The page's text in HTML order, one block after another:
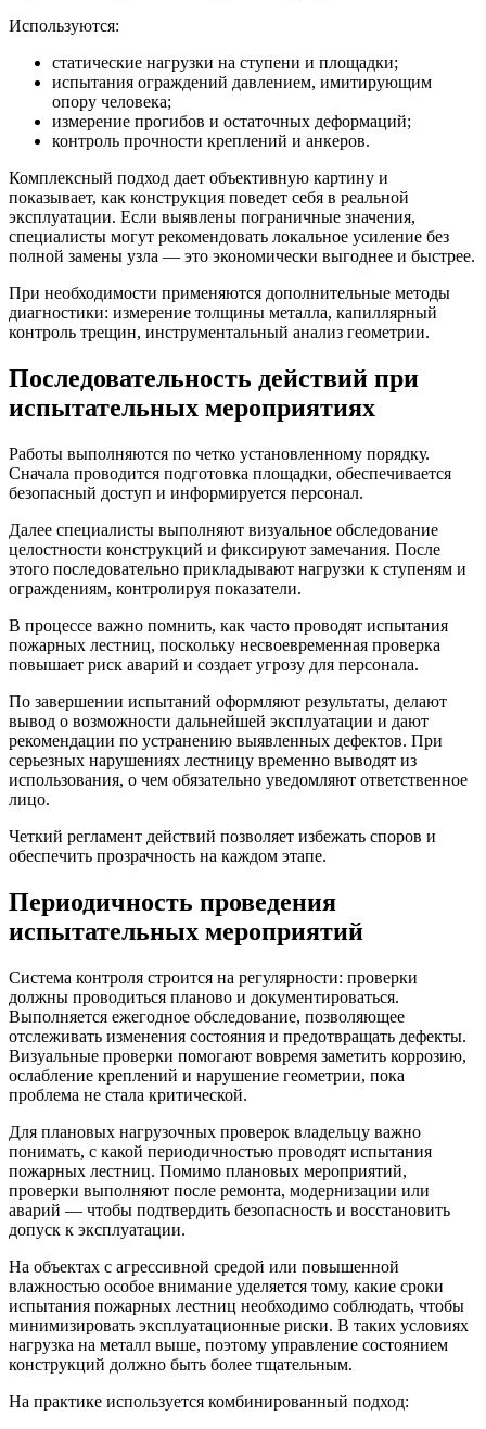
Используются:
статические нагрузки на ступени и площадки;
испытания ограждений давлением, имитирующим
опору человека;
измерение прогибов и остаточных деформаций;
контроль прочности креплений и анкеров.
Комплексный подход дает объективную картину и
показывает, как конструкция поведет себя в реальной
эксплуатации. Если выявлены пограничные значения,
специалисты могут рекомендовать локальное усиление без
полной замены узла — это экономически выгоднее и быстрее.
При необходимости применяются дополнительные методы
диагностики: измерение толщины металла, капиллярный
контроль трещин, инструментальный анализ геометрии.
Последовательность действий при
испытательных мероприятиях
Работы выполняются по четко установленному порядку.
Сначала проводится подготовка площадки, обеспечивается
безопасный доступ и информируется персонал.
Далее специалисты выполняют визуальное обследование
целостности конструкций и фиксируют замечания. После
этого последовательно прикладывают нагрузки к ступеням и
ограждениям, контролируя показатели.
В процессе важно помнить, как часто проводят испытания
пожарных лестниц, поскольку несвоевременная проверка
повышает риск аварий и создает угрозу для персонала.
По завершении испытаний оформляют результаты, делают
вывод о возможности дальнейшей эксплуатации и дают
рекомендации по устранению выявленных дефектов. При
серьезных нарушениях лестницу временно выводят из
использования, о чем обязательно уведомляют ответственное
лицо.
Четкий регламент действий позволяет избежать споров и
обеспечить прозрачность на каждом этапе.
Периодичность проведения
испытательных мероприятий
Система контроля строится на регулярности: проверки
должны проводиться планово и документироваться.
Выполняется ежегодное обследование, позволяющее
отслеживать изменения состояния и предотвращать дефекты.
Визуальные проверки помогают вовремя заметить коррозию,
ослабление креплений и нарушение геометрии, пока
проблема не стала критической.
Для плановых нагрузочных проверок владельцу важно
понимать, с какой периодичностью проводят испытания
пожарных лестниц. Помимо плановых мероприятий,
проверки выполняют после ремонта, модернизации или
аварий — чтобы подтвердить безопасность и восстановить
допуск к эксплуатации.
На объектах с агрессивной средой или повышенной
влажностью особое внимание уделяется тому, какие сроки
испытания пожарных лестниц необходимо соблюдать, чтобы
минимизировать эксплуатационные риски. В таких условиях
нагрузка на металл выше, поэтому управление состоянием
конструкций должно быть более тщательным.
На практике используется комбинированный подход: